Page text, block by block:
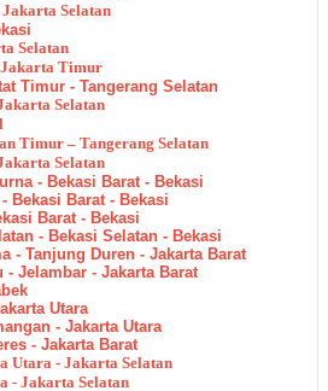
Jakarta Selatan
Selatan
Jakarta Timur
Timur - Tangerang Selatan
Selatan
Timur – Tangerang Selatan
Selatan
- Bekasi Barat - Bekasi
Bekasi Barat - Bekasi
Barat - Bekasi
- Bekasi Selatan - Bekasi
- Tanjung Duren - Jakarta Barat
Jelambar - Jakarta Barat
Utara
- Jakarta Utara
- Jakarta Barat
Utara - Jakarta Selatan
- Jakarta Selatan